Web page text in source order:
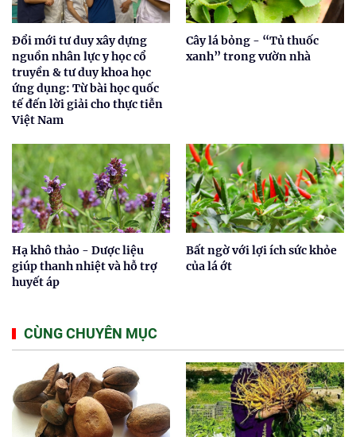
Đổi mới tư duy xây dựng
nguồn nhân lực y học cổ
truyền & tư duy khoa học
ứng dụng: Từ bài học quốc
tế đến lời giải cho thực tiễn
Việt Nam
Cây lá bỏng - “Tủ thuốc
xanh” trong vườn nhà
Hạ khô thảo - Dược liệu
giúp thanh nhiệt và hỗ trợ
huyết áp
Bất ngờ với lợi ích sức khỏe
của lá ớt
CÙNG CHUYÊN MỤC